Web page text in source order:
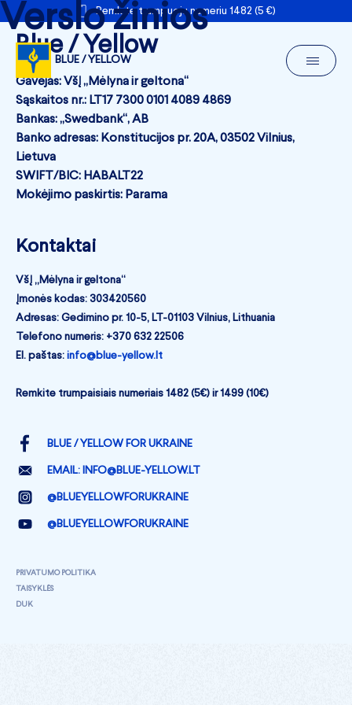
Remkite trumpuoju numeriu 1482 (5 €)
BLUE / YELLOW
Verslo žinios
Blue / Yellow
Gavėjas: VšĮ „Mėlyna ir geltona“
Sąskaitos nr.: LT17 7300 0101 4089 4869
Bankas: „Swedbank“, AB
Banko adresas: Konstitucijos pr. 20A, 03502 Vilnius,
Lietuva
SWIFT/BIC: HABALT22
Mokėjimo paskirtis: Parama
Kontaktai
VšĮ „Mėlyna ir geltona“
Įmonės kodas: 303420560
Adresas: Gedimino pr. 10-5, LT-01103 Vilnius, Lithuania
Telefono numeris: +370 632 22506
El. paštas: info@blue-yellow.lt
Remkite trumpaisiais numeriais 1482 (5€) ir 1499 (10€)
BLUE / YELLOW FOR UKRAINE
EMAIL: INFO@BLUE-YELLOW.LT
@BLUEYELLOWFORUKRAINE
@BLUEYELLOWFORUKRAINE
PRIVATUMO POLITIKA
TAISYKLĖS
DUK